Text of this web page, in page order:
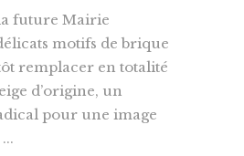
future Mairie
motifs de brique
remplacer en totalité
d’origine, un
pour une image